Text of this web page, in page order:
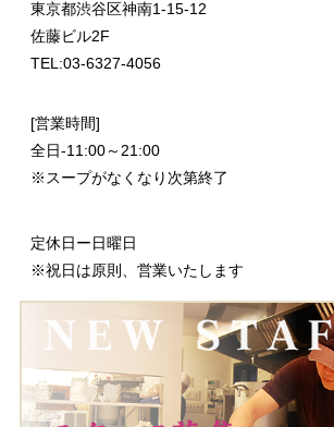
東京都渋谷区神南1-15-12
佐藤ビル2F
TEL:03-6327-4056
[営業時間]
全日-11:00～21:00
※スープがなくなり次第終了
定休日ー日曜日
※祝日は原則、営業いたします